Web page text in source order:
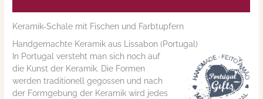
Keramik-Schale mit Fischen und Farbtupfern
Handgemachte Keramik aus Lissabon (Portugal)
In Portugal versteht man sich noch auf
die Kunst der Keramik. Die Formen
werden traditionell gegossen und nach
der Formgebung der Keramik wird jedes